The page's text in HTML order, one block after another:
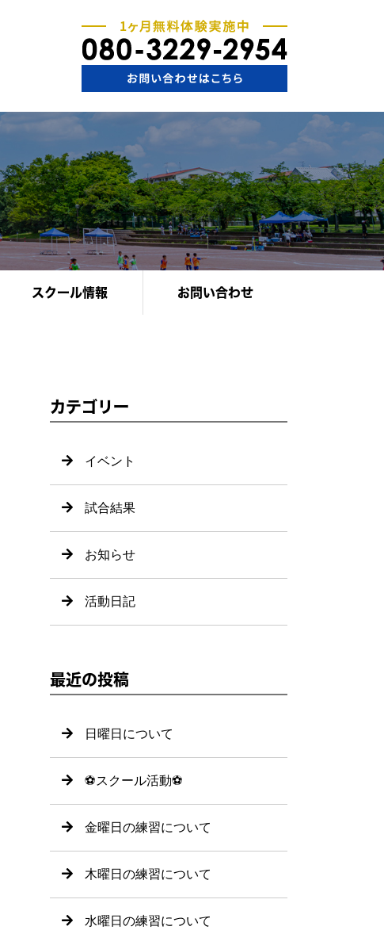
スクール情報 お問い合わせ
カテゴリー
イベント
試合結果
お知らせ
活動日記
最近の投稿
日曜日について
⚽️スクール活動⚽️
金曜日の練習について
木曜日の練習について
水曜日の練習について